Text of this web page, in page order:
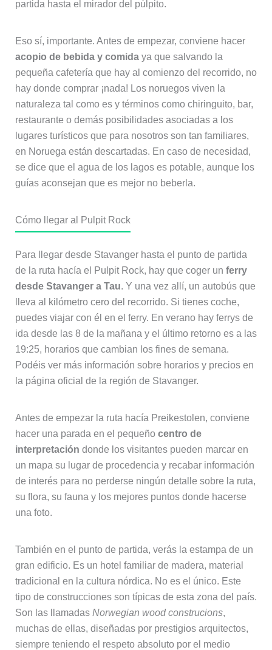
partida hasta el mirador del púlpito.
Eso sí, importante. Antes de empezar, conviene hacer
acopio de bebida y comidaya que salvando la
pequeña cafetería que hay al comienzo del recorrido, no
hay donde comprar ¡nada! Los noruegos viven la
naturaleza tal como es y términos como chiringuito, bar,
restaurante o demás posibilidades asociadas a los
lugares turísticos que para nosotros son tan familiares,
en Noruega están descartadas. En caso de necesidad,
se dice que el agua de los lagos es potable, aunque los
guías aconsejan que es mejor no beberla.
Cómo llegar al Pulpit Rock
Para llegar desde Stavanger hasta el punto de partida
de la ruta hacía el Pulpit Rock, hay que coger un ferry
desde Stavanger a Tau. Y una vez allí, un autobús que
lleva al kilómetro cero del recorrido. Si tienes coche,
puedes viajar con él en el ferry. En verano hay ferrys de
ida desde las 8 de la mañana y el último retorno es a las
19:25, horarios que cambian los fines de semana.
Podéis ver más información sobre horarios y precios en
la página oficial de la región de Stavanger.
Antes de empezar la ruta hacía Preikestolen, conviene
hacer una parada en el pequeño centro de
interpretación donde los visitantes pueden marcar en
un mapa su lugar de procedencia y recabar información
de interés para no perderse ningún detalle sobre la ruta,
su flora, su fauna y los mejores puntos donde hacerse
una foto.
También en el punto de partida, verás la estampa de un
gran edificio. Es un hotel familiar de madera, material
tradicional en la cultura nórdica. No es el único. Este
tipo de construcciones son típicas de esta zona del país.
Son las llamadas Norwegian wood construcions,
muchas de ellas, diseñadas por prestigios arquitectos,
siempre teniendo el respeto absoluto por el medio